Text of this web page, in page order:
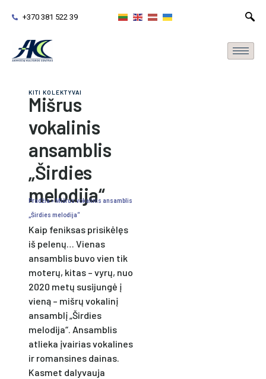
+370 381 522 39
KITI KOLEKTYVAI
Mišrus
vokalinis
ansamblis
„Širdies
melodija“
Pradžia»Mišrus vokalinis ansamblis
„Širdies melodija“
Kaip feniksas prisikėlęs
iš pelenų… Vienas
ansamblis buvo vien tik
moterų, kitas – vyrų, nuo
2020 metų susijungė į
vieną – mišrų vokalinį
ansamblį „Širdies
melodija“. Ansamblis
atlieka įvairias vokalines
ir romansines dainas.
Kasmet dalyvauja